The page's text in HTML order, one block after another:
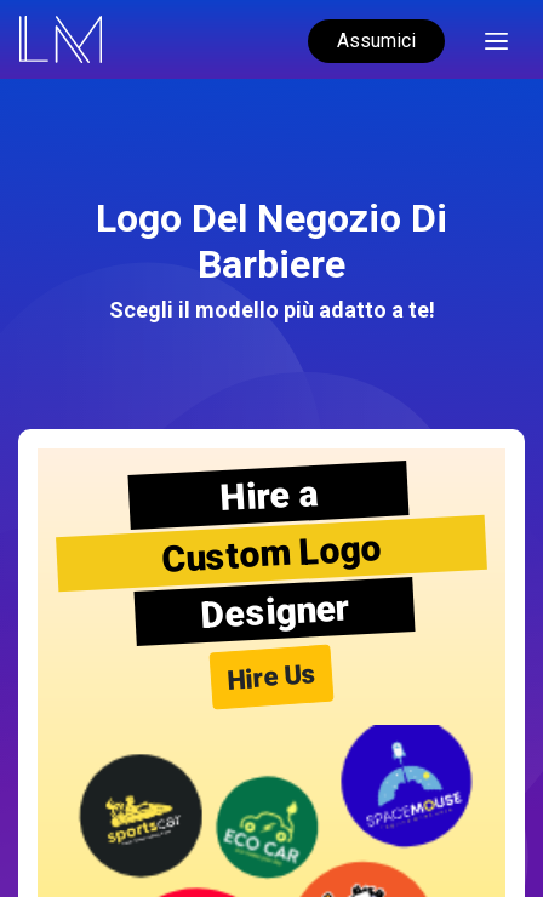
Assumici
Logo Del Negozio Di
Barbiere
Scegli il modello più adatto a te!
Hire a
Custom Logo
Designer
Hire Us